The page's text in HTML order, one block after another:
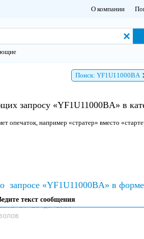
О компании
Поиск: YF1U11000BA
запросу «YF1U11000BA» в
опечаток, например «стратер» вместо
запросе «YF1U11000BA» в
текст сообщения